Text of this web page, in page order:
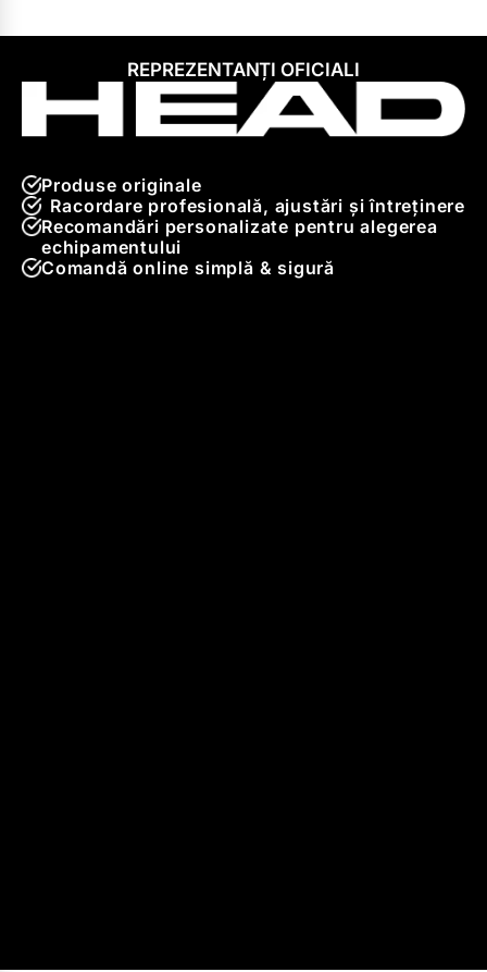
REPREZENTANȚI OFICIALI
Produse originale
Racordare profesională, ajustări și întreținere
Recomandări personalizate pentru alegerea
echipamentului
Comandă online simplă & sigură